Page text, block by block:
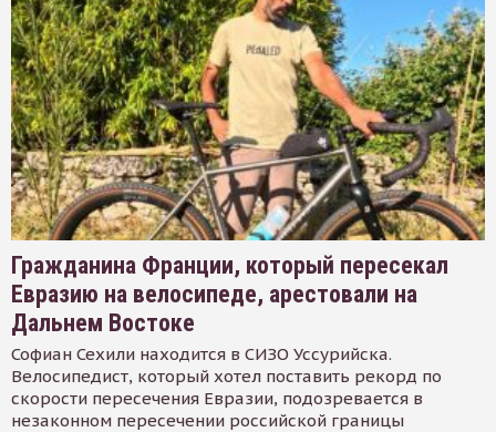
Гражданина Франции, который пересекал
Евразию на велосипеде, арестовали на
Дальнем Востоке
Софиан Сехили находится в СИЗО Уссурийска.
Велосипедист, который хотел поставить рекорд по
скорости пересечения Евразии, подозревается в
незаконном пересечении российской границы